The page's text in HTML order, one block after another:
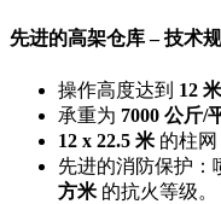
先进的高架仓库 – 技术
操作高度达到 12 米
承重为 7000 公斤/
12 x 22.5 米 的柱网
先进的消防保护：
方米 的抗火等级。